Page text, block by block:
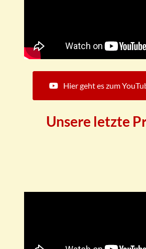
Hier geht es zum
Unsere letzte